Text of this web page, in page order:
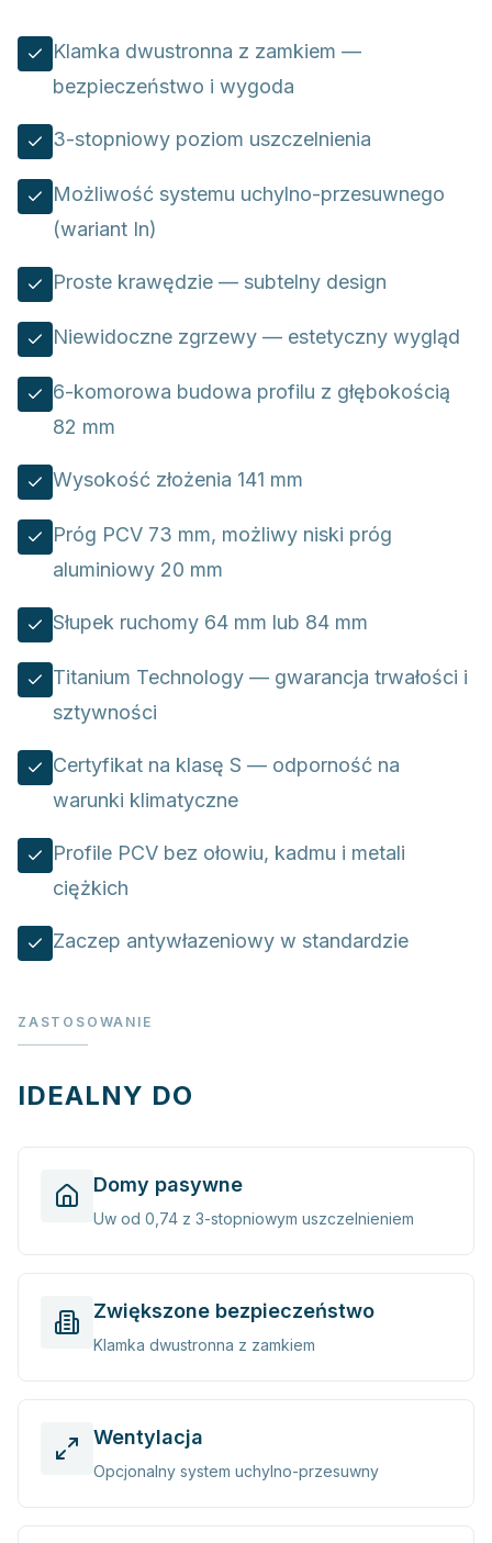
Klamka dwustronna z zamkiem —
bezpieczeństwo i wygoda
3-stopniowy poziom uszczelnienia
Możliwość systemu uchylno-przesuwnego
(wariant In)
Proste krawędzie — subtelny design
Niewidoczne zgrzewy — estetyczny wygląd
6-komorowa budowa profilu z głębokością
82 mm
Wysokość złożenia 141 mm
Próg PCV 73 mm, możliwy niski próg
aluminiowy 20 mm
Słupek ruchomy 64 mm lub 84 mm
Titanium Technology — gwarancja trwałości i
sztywności
Certyfikat na klasę S — odporność na
warunki klimatyczne
Profile PCV bez ołowiu, kadmu i metali
ciężkich
Zaczep antywłazeniowy w standardzie
ZASTOSOWANIE
IDEALNY DO
Domy pasywne
Uw od 0,74 z 3-stopniowym uszczelnieniem
Zwiększone bezpieczeństwo
Klamka dwustronna z zamkiem
Wentylacja
Opcjonalny system uchylno-przesuwny